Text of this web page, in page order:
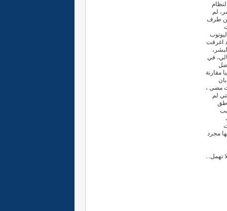
لم
من طرف
اغرقت
مؤتمر وهذا عدد خيالي، في
عدا بمندوب واحد، واكثر من 10000 مناضل
مقارنة
وقت مضى ،
لم
مجرد
تهمل...